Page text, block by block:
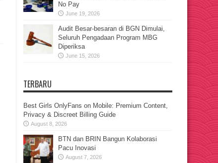
No Pay
June 19, 2026
Audit Besar-besaran di BGN Dimulai,
Seluruh Pengadaan Program MBG
Diperiksa
June 15, 2026
TERBARU
Best Girls OnlyFans on Mobile: Premium Content,
Privacy & Discreet Billing Guide
August 8, 2026
BTN dan BRIN Bangun Kolaborasi
Pacu Inovasi
August 7, 2026